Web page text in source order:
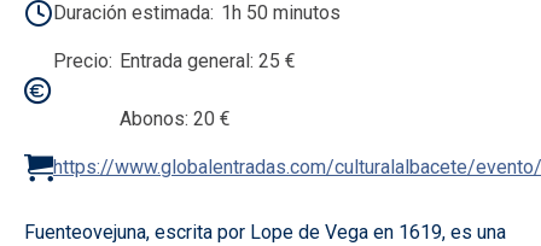
Duración estimada 1h 50 minutos
Precio Entrada general: 25 €
Abonos: 20 €
https://www.globalentradas.com/culturalalbacete/
Fuenteovejuna, escrita por Lope de Vega en 1619, es una